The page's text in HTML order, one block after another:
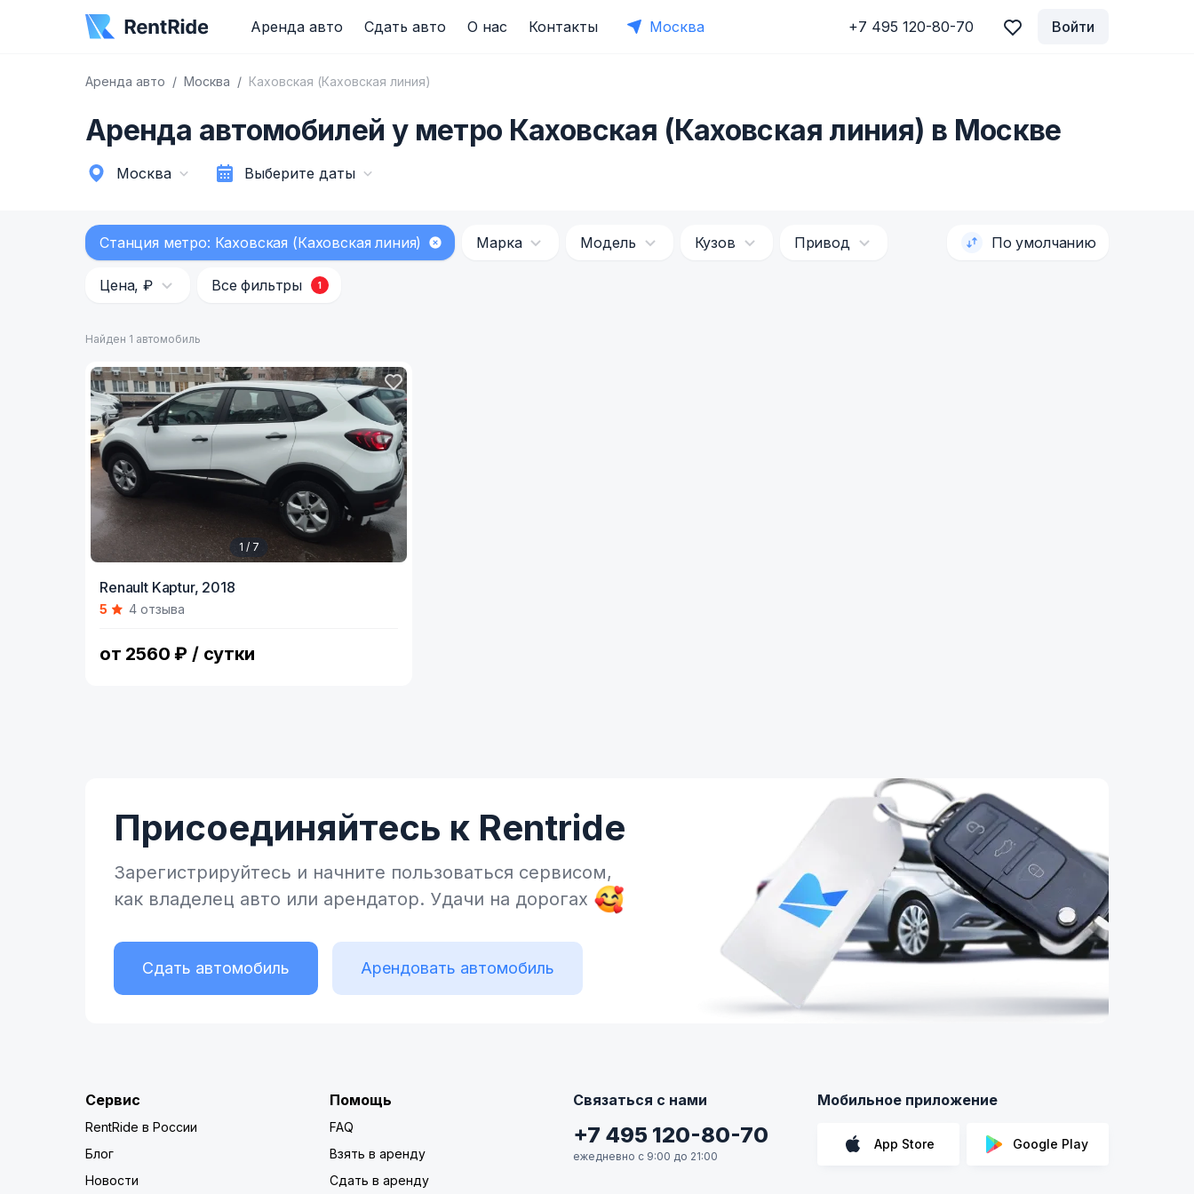
Аренда авто Сдать авто О нас Контакты Москва +7 495 120-80-70 Войти
Аренда авто Москва Каховская (Каховская линия)
Аренда автомобилей у метро Каховская (Каховская линия) в Москве
Москва Выберите даты
Станция метро: Каховская (Каховская линия) Марка Модель Кузов Привод
Цена, ₽ Все фильтры 1
По умолчанию
Найден 1 автомобиль
of
1 / 7
Renault Kaptur, 2018
5 4 отзыва
от 2560 ₽ / сутки
Присоединяйтесь к Rentride
Зарегистрируйтесь и начните пользоваться сервисом,
как владелец авто или арендатор. Удачи на дорогах
Сдать автомобиль Арендовать автомобиль
Сервис
RentRide в России
Блог
Новости
Помощь
FAQ
Взять в аренду
Сдать в аренду
Связаться с нами
+7 495 120-80-70
ежедневно с 9:00 до 21:00
Мобильное приложение
App Store Google Play